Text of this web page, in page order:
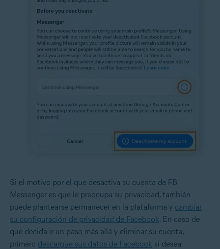
Si el motivo por el que desactiva su cuenta de FB
Messenger es que le preocupa su privacidad, también
puede plantearse permanecer en la plataforma y cambiar
su configuración de privacidad de Facebook. En caso de
que decida ir un paso más allá y eliminar su cuenta,
primero descargue sus datos de Facebook si desea